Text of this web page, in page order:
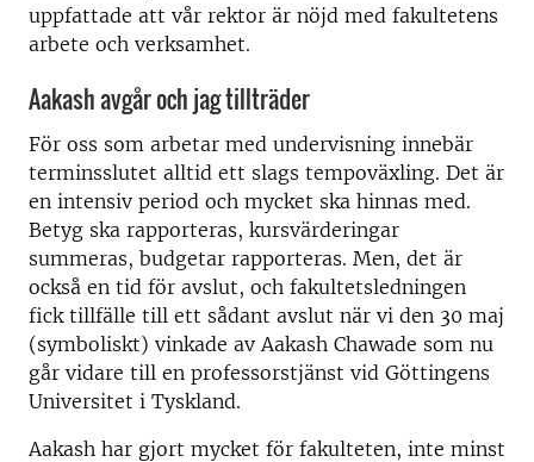
uppfattade att vår rektor är nöjd med fakultetens
arbete och verksamhet.
Aakash avgår och jag tillträder
För oss som arbetar med undervisning innebär
terminsslutet alltid ett slags tempoväxling. Det är
en intensiv period och mycket ska hinnas med.
Betyg ska rapporteras, kursvärderingar
summeras, budgetar rapporteras. Men, det är
också en tid för avslut, och fakultetsledningen
fick tillfälle till ett sådant avslut när vi den 30 maj
(symboliskt) vinkade av Aakash Chawade som nu
går vidare till en professorstjänst vid Göttingens
Universitet i Tyskland.
Aakash har gjort mycket för fakulteten, inte minst